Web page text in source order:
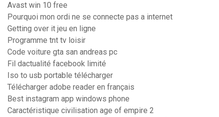
Avast win 10 free
Pourquoi mon ordi ne se connecte pas a internet
Getting over it jeu en ligne
Programme tnt tv loisir
Code voiture gta san andreas pc
Fil dactualité facebook limité
Iso to usb portable télécharger
Télécharger adobe reader en français
Best instagram app windows phone
Caractéristique civilisation age of empire 2